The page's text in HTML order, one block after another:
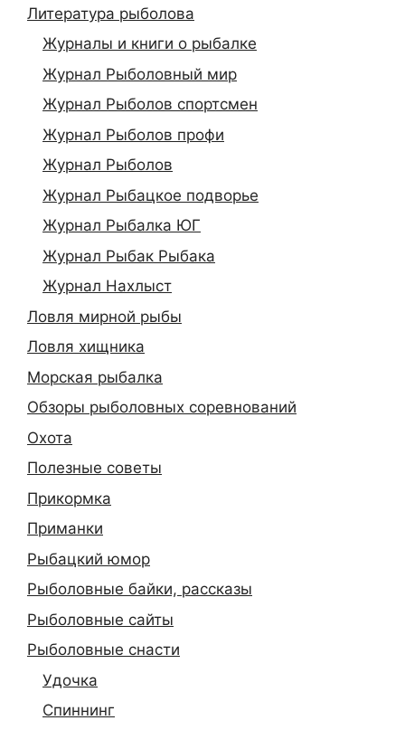
Литература рыболова
Журналы и книги о рыбалке
Журнал Рыболовный мир
Журнал Рыболов спортсмен
Журнал Рыболов профи
Журнал Рыболов
Журнал Рыбацкое подворье
Журнал Рыбалка ЮГ
Журнал Рыбак Рыбака
Журнал Нахлыст
Ловля мирной рыбы
Ловля хищника
Морская рыбалка
Обзоры рыболовных соревнований
Охота
Полезные советы
Прикормка
Приманки
Рыбацкий юмор
Рыболовные байки, рассказы
Рыболовные сайты
Рыболовные снасти
Удочка
Спиннинг